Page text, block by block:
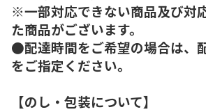
※一部対応できない商品及び対
た商品がございます。
●配達時間をご希望の場合は、
をご指定ください。
【のし・包装について】